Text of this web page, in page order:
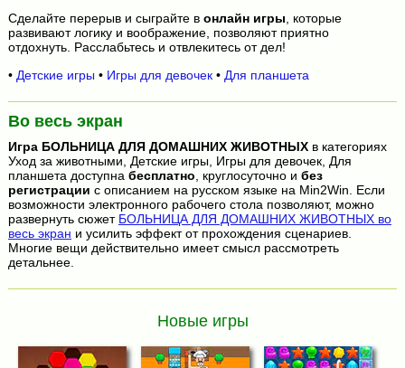
Сделайте перерыв и сыграйте в онлайн игры, которые
развивают логику и воображение, позволяют приятно
отдохнуть. Расслабьтесь и отвлекитесь от дел!
• Детские игры • Игры для девочек• Для планшета
Во весь экран
Игра БОЛЬНИЦА ДЛЯ ДОМАШНИХ ЖИВОТНЫХв категориях
Уход за животными, Детские игры, Игры для девочек, Для
планшета доступна бесплатно , круглосуточно и без
регистрации с описанием на русском языке на Min2Win. Если
возможности электронного рабочего стола позволяют, можно
развернуть сюжет БОЛЬНИЦА ДЛЯ ДОМАШНИХ ЖИВОТНЫХ во
весь экран и усилить эффект от прохождения сценариев.
Многие вещи действительно имеет смысл рассмотреть
детальнее.
Новые игры